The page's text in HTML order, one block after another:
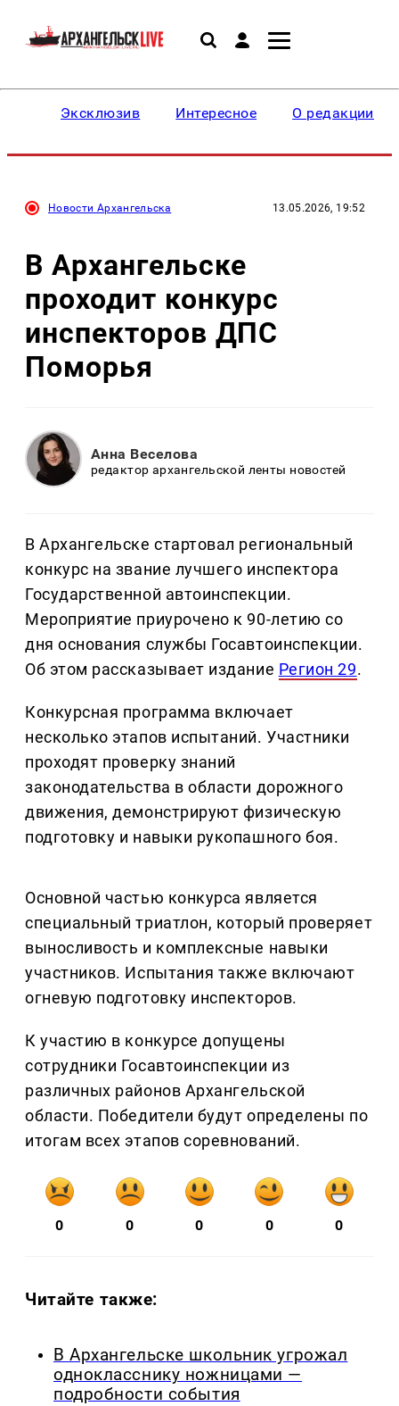
Эксклюзив Интересное О редакции
Новости Архангельска 13.05.2026, 19:52
В Архангельске
проходит конкурс
инспекторов ДПС
Поморья
Анна Веселова
редактор архангельской ленты новостей
В Архангельске стартовал региональный
конкурс на звание лучшего инспектора
Государственной автоинспекции.
Мероприятие приурочено к 90-летию со
дня основания службы Госавтоинспекции.
Об этом рассказывает издание Регион 29.
Конкурсная программа включает
несколько этапов испытаний. Участники
проходят проверку знаний
законодательства в области дорожного
движения, демонстрируют физическую
подготовку и навыки рукопашного боя.
Основной частью конкурса является
специальный триатлон, который проверяет
выносливость и комплексные навыки
участников. Испытания также включают
огневую подготовку инспекторов.
К участию в конкурсе допущены
сотрудники Госавтоинспекции из
различных районов Архангельской
области. Победители будут определены по
итогам всех этапов соревнований.
0 0 0 0 0
Читайте также:
В Архангельске школьник угрожал
однокласснику ножницами —
подробности события